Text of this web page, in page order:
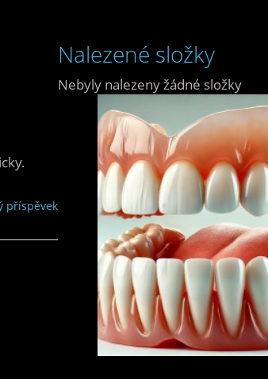
příspěvek
Nalezené složky
Nebyly nalezeny žádné složky